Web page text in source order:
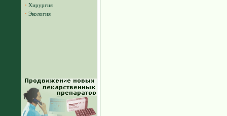
· Хирургия
· Экология